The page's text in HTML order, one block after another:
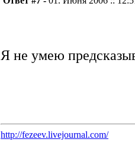
Я не умею
http://fezeev.livejournal.com/